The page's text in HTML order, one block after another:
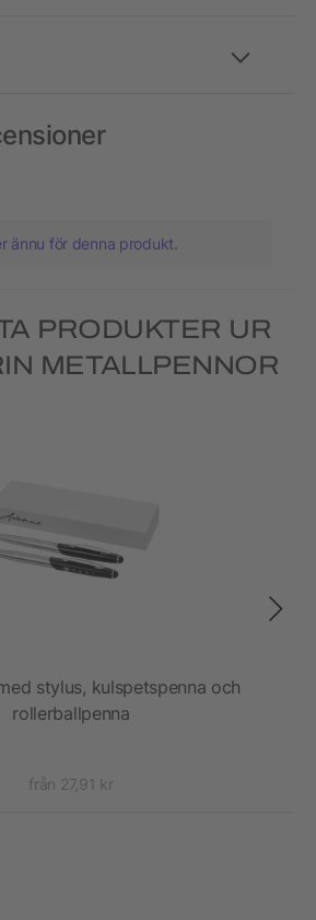
ännu för denna produkt.
PRODUKTER UR
METALLPENNOR
stylus, kulspetspenna och
rollerballpenna
från 27,91 kr